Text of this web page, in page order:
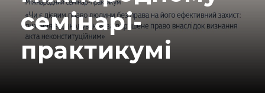
семінарі-
практикумі